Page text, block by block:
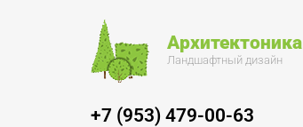
Архитектоника
Ландшафтный дизайн
+7 (953) 479-00-63